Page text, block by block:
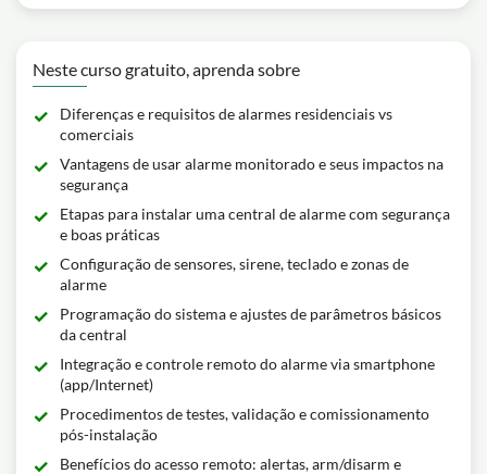
Neste curso gratuito, aprenda sobre
Diferenças e requisitos de alarmes residenciais vs
comerciais
Vantagens de usar alarme monitorado e seus impactos na
segurança
Etapas para instalar uma central de alarme com segurança
e boas práticas
Configuração de sensores, sirene, teclado e zonas de
alarme
Programação do sistema e ajustes de parâmetros básicos
da central
Integração e controle remoto do alarme via smartphone
(app/Internet)
Procedimentos de testes, validação e comissionamento
pós-instalação
Benefícios do acesso remoto: alertas, arm/disarm e